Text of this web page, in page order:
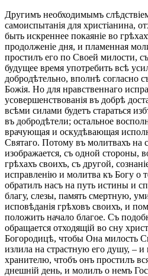
Другимъ необходимымъ
самоиспытанія для христіанина,
быть искреннее покаяніе во
продолженіе дня, и пламенная
простилъ его по Своей милости,
будущее время употребить всѣ
добродѣтельно, вполнѣ согласно
Божія. Но для нравственнаго
усовершенствованія въ добрѣ
всѣми силами будетъ стараться
въ добродѣтели; остальное
врачующая и оскудѣвающая
Святаго. Потому въ молитвахъ на
изображается, съ одной стороны,
грѣхахъ своихъ, съ другой,
исправленію и молитва къ Богу о
обратилъ насъ на путь истины и
благу, слезы, память смертную,
исповѣданія грѣховъ своихъ, и
положить начало благое. Съ
обращается отходящій во сну
Богородицѣ, чтобы Она милость
излила на страстную его душу, – и
хранителю, чтобъ онъ простилъ
днешній день, и молилъ о немъ